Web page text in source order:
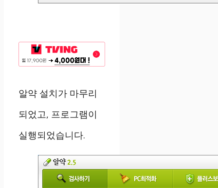
알약 설치가 마무리
되었고, 프로그램이
실행되었습니다.